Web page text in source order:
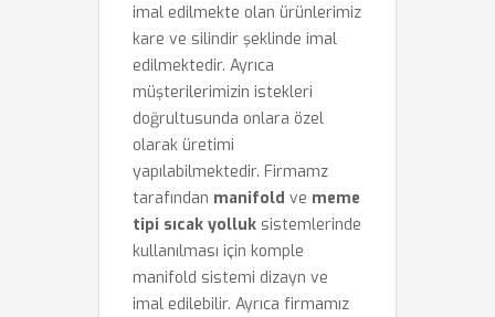
imal edilmekte olan ürünlerimiz
kare ve silindir şeklinde imal
edilmektedir. Ayrıca
müşterilerimizin istekleri
doğrultusunda onlara özel
olarak üretimi
yapılabilmektedir. Firmamz
tarafından manifold ve meme
tipi sıcak yolluk sistemlerinde
kullanılması için komple
manifold sistemi dizayn ve
imal edilebilir. Ayrıca firmamız